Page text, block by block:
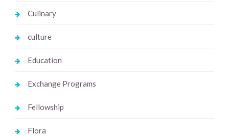
Culinary
culture
Education
Exchange Programs
Fellowship
Flora